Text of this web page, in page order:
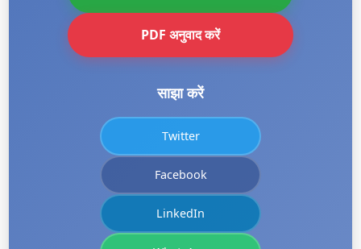
PDF अनुवाद करें
साझा करें
Twitter
Facebook
LinkedIn